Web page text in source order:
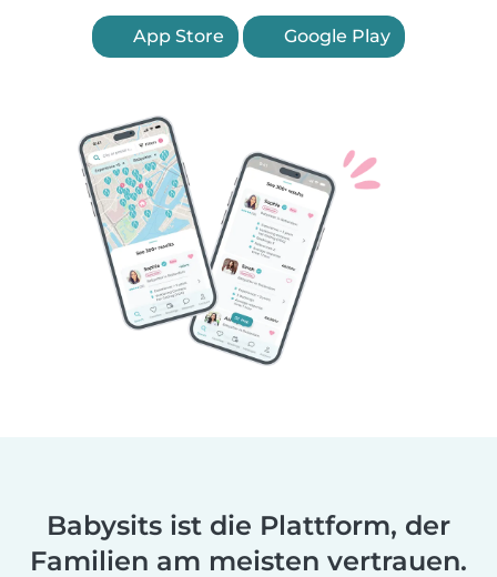
App Store Google Play
Babysits ist die Plattform, der
Familien am meisten vertrauen.